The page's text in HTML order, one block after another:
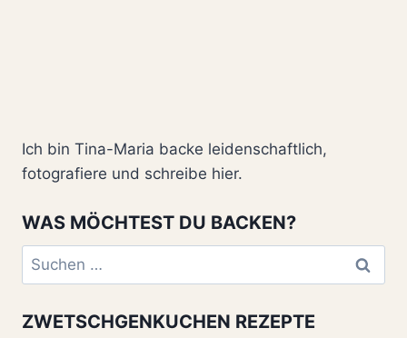
Ich bin Tina-Maria backe leidenschaftlich,
fotografiere und schreibe hier.
WAS MÖCHTEST DU BACKEN?
Suchen
nach:
ZWETSCHGENKUCHEN REZEPTE